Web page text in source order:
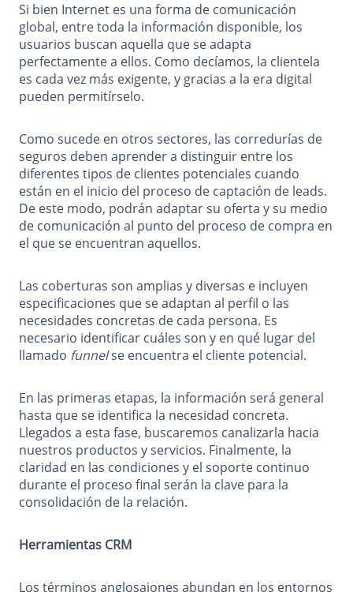
Si bien Internet es una forma de comunicación
global, entre toda la información disponible, los
usuarios buscan aquella que se adapta
perfectamente a ellos. Como decíamos, la clientela
es cada vez más exigente, y gracias a la era digital
pueden permitírselo.
Como sucede en otros sectores, las corredurías de
seguros deben aprender a distinguir entre los
diferentes tipos de clientes potenciales cuando
están en el inicio del proceso de captación de leads.
De este modo, podrán adaptar su oferta y su medio
de comunicación al punto del proceso de compra en
el que se encuentran aquellos.
Las coberturas son amplias y diversas e incluyen
especificaciones que se adaptan al perfil o las
necesidades concretas de cada persona. Es
necesario identificar cuáles son y en qué lugar del
llamado funnelse encuentra el cliente potencial.
En las primeras etapas, la información será general
hasta que se identifica la necesidad concreta.
Llegados a esta fase, buscaremos canalizarla hacia
nuestros productos y servicios. Finalmente, la
claridad en las condiciones y el soporte continuo
durante el proceso final serán la clave para la
consolidación de la relación.
Herramientas CRM
Los términos anglosajones abundan en los entornos